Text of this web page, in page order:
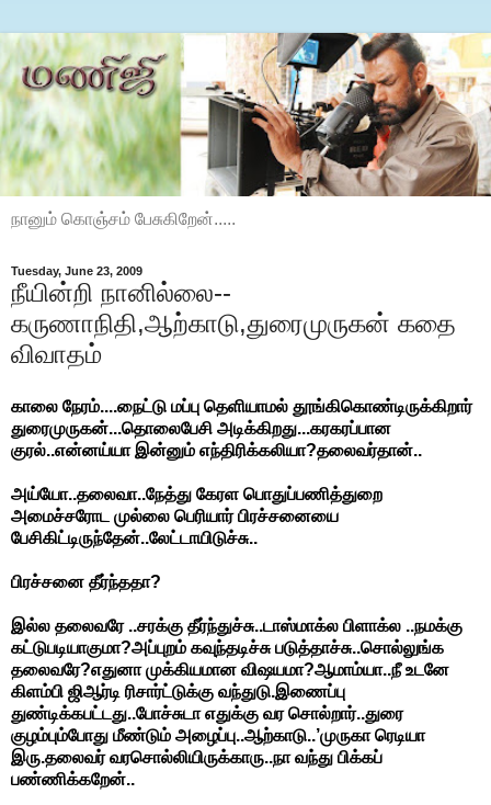
நானும் கொஞ்சம் பேசுகிறேன்.....
Tuesday, June 23, 2009
நீயின்றி நானில்லை--
கருணாநிதி,ஆற்காடு,துரைமுருகன் கதை
விவாதம்
காலை நேரம்....நைட்டு மப்பு தெளியாமல் தூங்கிகொண்டிருக்கிறார்
துரைமுருகன்...தொலைபேசி அடிக்கிறது...கரகரப்பான
குரல்..என்னய்யா இன்னும் எந்திரிக்கலியா?தலைவர்தான்..
அய்யோ..தலைவா..நேத்து கேரள பொதுப்பணித்துறை
அமைச்சரோட முல்லை பெரியார் பிரச்சனையை
பேசிகிட்டிருந்தேன்..லேட்டாயிடுச்சு..
பிரச்சனை தீர்ந்ததா?
இல்ல தலைவரே ..சரக்கு தீர்ந்துச்சு..டாஸ்மாக்ல பிளாக்ல ..நமக்கு
கட்டுபடியாகுமா?அப்புறம் கவுந்தடிச்சு படுத்தாச்சு..சொல்லுங்க
தலைவரே?எதுனா முக்கியமான விஷயமா?ஆமாம்யா..நீ உடனே
கிளம்பி ஜிஆர்டி ரிசார்ட்டுக்கு வந்துடு.இணைப்பு
துண்டிக்கபட்டது..போச்சுடா எதுக்கு வர சொல்றார்..துரை
குழம்பும்போது மீண்டும் அழைப்பு..ஆற்காடு..’முருகா ரெடியா
இரு.தலைவர் வரசொல்லியிருக்காரு..நா வந்து பிக்கப்
பண்ணிக்கறேன்..